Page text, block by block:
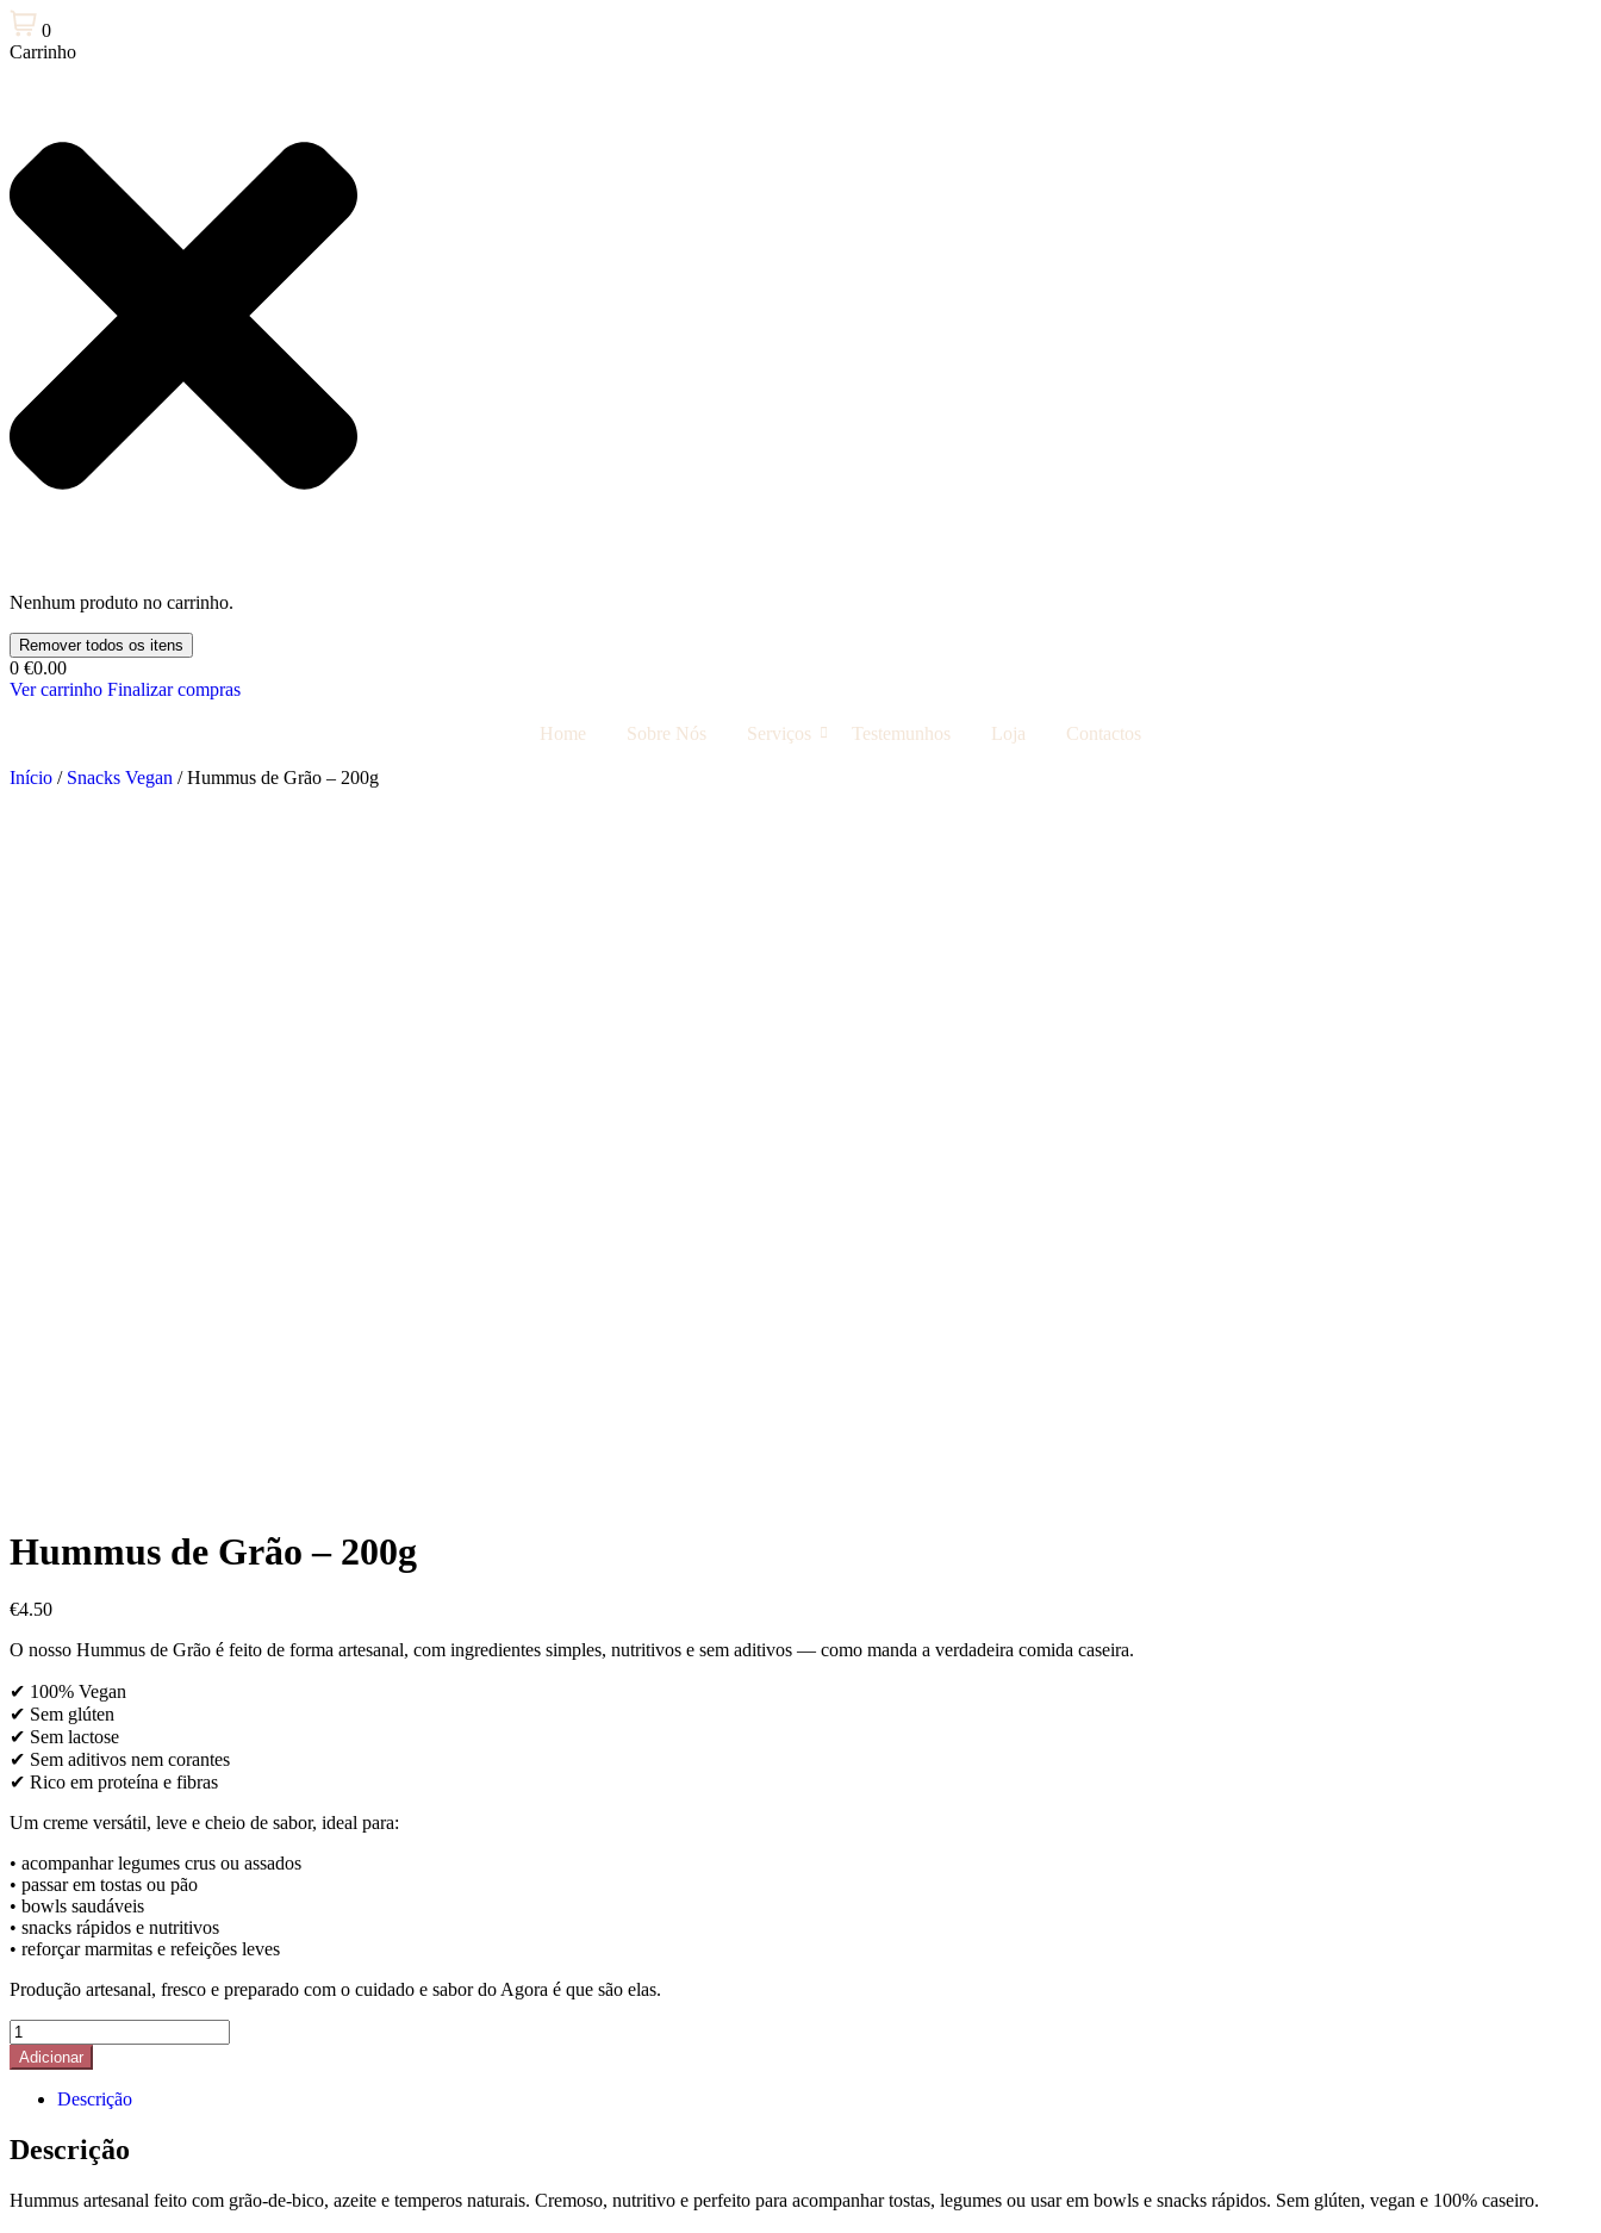
0
Carrinho
Nenhum produto no carrinho.
Remover todos os itens
0 €0.00
Ver carrinho Finalizar compras
Home Sobre Nós Serviços Testemunhos Loja Contactos
Início / Snacks Vegan / Hummus de Grão – 200g
Hummus de Grão – 200g
€4.50
O nosso Hummus de Grão é feito de forma artesanal, com ingredientes simples, nutritivos e sem aditivos — como manda a verdadeira comida caseira.
✔ 100% Vegan
✔ Sem glúten
✔ Sem lactose
✔ Sem aditivos nem corantes
✔ Rico em proteína e fibras
Um creme versátil, leve e cheio de sabor, ideal para:
• acompanhar legumes crus ou assados
• passar em tostas ou pão
• bowls saudáveis
• snacks rápidos e nutritivos
• reforçar marmitas e refeições leves
Produção artesanal, fresco e preparado com o cuidado e sabor do Agora é que são elas.
Quantidade
de
Hummus
-
200g
Adicionar
Descrição
Descrição
Hummus artesanal feito com grão-de-bico, azeite e temperos naturais. Cremoso, nutritivo e perfeito para acompanhar tostas, legumes ou usar em bowls e snacks rápidos. Sem glúten, vegan e 100% caseiro.